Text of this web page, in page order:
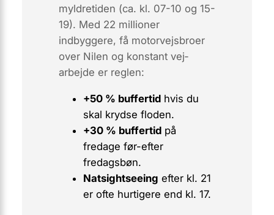
myldretiden (ca. kl. 07-10 og 15-
19). Med 22 millioner
indbyggere, få motorvejsbroer
over Nilen og konstant vej­
arbejde er reglen:
+50 % buffertidhvis du
skal krydse floden.
+30 % buffertidpå
fredage før-efter
fredagsbøn.
Natsightseeing efter kl. 21
er ofte hurtigere end kl. 17.